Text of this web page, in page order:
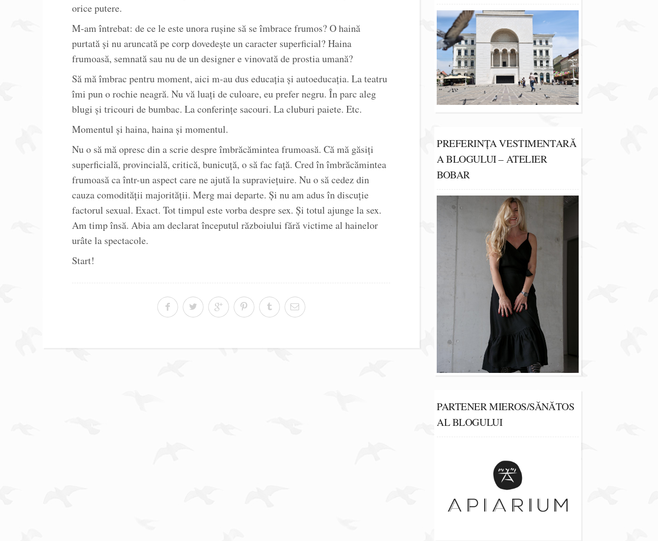
orice putere.
M-am întrebat: de ce le este unora rușine să se îmbrace frumos? O haină
purtată și nu aruncată pe corp dovedește un caracter superficial? Haina
frumoasă, semnată sau nu de un designer e vinovată de prostia umană?
Să mă îmbrac pentru moment, aici m-au dus educația și autoeducația. La teatru
îmi pun o rochie neagră. Nu vă luați de culoare, eu prefer negru. În parc aleg
blugi și tricouri de bumbac. La conferințe sacouri. La cluburi paiete. Etc.
Momentul și haina, haina și momentul.
Nu o să mă opresc din a scrie despre îmbrăcămintea frumoasă. Că mă găsiți
superficială, provincială, critică, bunicuță, o să fac față. Cred în îmbrăcămintea
frumoasă ca într-un aspect care ne ajută la supraviețuire. Nu o să cedez din
cauza comodității majorității. Merg mai departe. Și nu am adus în discuție
factorul sexual. Exact. Tot timpul este vorba despre sex. Și totul ajunge la sex.
Am timp însă. Abia am declarat începutul războiului fără victime al hainelor
urâte la spectacole.
Start!
PREFERINȚA VESTIMENTARĂ
A BLOGULUI – ATELIER
BOBAR
PARTENER MIEROS/SĂNĂTOS
AL BLOGULUI